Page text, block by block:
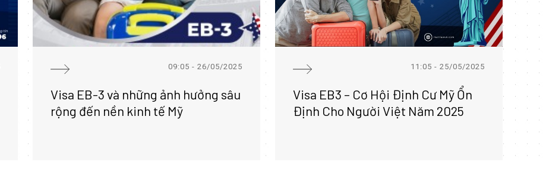
09:05 - 26/05/2025
Visa EB-3 và những ảnh hưởng sâu
rộng đến nền kinh tế Mỹ
11:05 - 25/05/2025
Visa EB3 – Cơ Hội Định Cư Mỹ Ổn
Định Cho Người Việt Năm 2025